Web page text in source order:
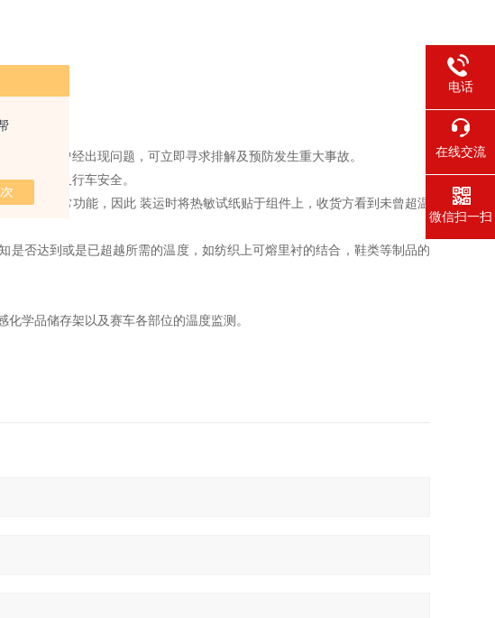
某部分曾经出现问题，可立即寻求排解及预防发生重大事故。
常运转及行车安全。
坏其正常功能，因此 装运时将热敏试纸贴于组件上，收货方看到未曾超温
否达到或是已超越所需的温度，如纺织上可熔里衬的结合，鞋类等制品的
学品储存架以及赛车各部位的温度监测。
电话
在线交流
微信扫一扫